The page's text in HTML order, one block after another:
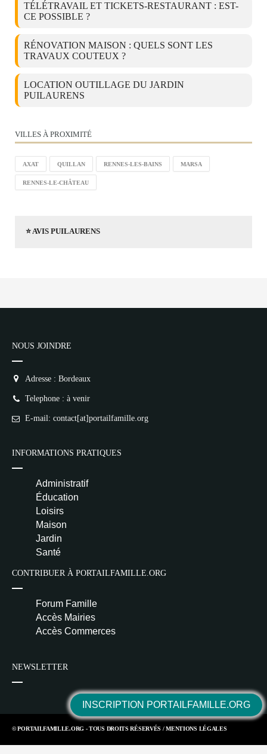
TÉLÉTRAVAIL ET TICKETS-RESTAURANT : EST-
CE POSSIBLE ?
RÉNOVATION MAISON : QUELS SONT LES
TRAVAUX COUTEUX ?
LOCATION OUTILLAGE DU JARDIN
PUILAURENS
VILLES À PROXIMITÉ
AXAT QUILLAN RENNES-LES-BAINS MARSA
RENNES-LE-CHÂTEAU
⭐ AVIS PUILAURENS
INSCRIPTION PORTAILFAMILLE.ORG
NOUS JOINDRE
Adresse : Bordeaux
Telephone : à venir
E-mail: contact[at]portailfamille.org
INFORMATIONS PRATIQUES
Administratif
Éducation
Loisirs
Maison
Jardin
Santé
CONTRIBUER À PORTAILFAMILLE.ORG
Forum Famille
Accès Mairies
Accès Commerces
NEWSLETTER
© PORTAILFAMILLE.ORG - TOUS DROITS RÉSERVÉS /MENTIONS LÉGALES